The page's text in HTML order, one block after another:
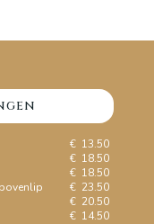
€ 13.50
€ 18.50
€ 18.50
€ 23.50
€ 20.50
€ 14.50